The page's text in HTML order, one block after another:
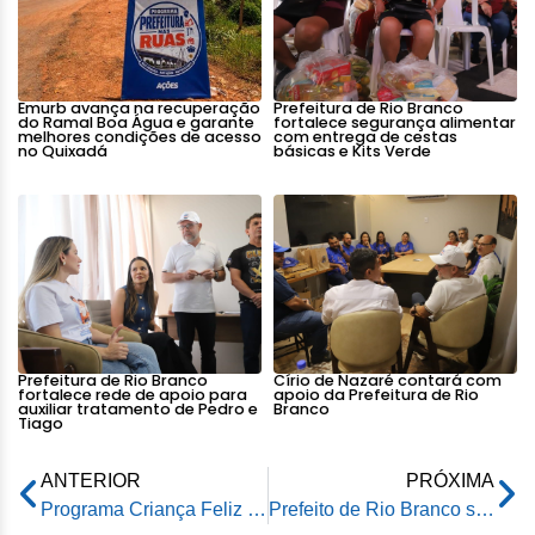
Emurb avança na recuperação
do Ramal Boa Água e garante
melhores condições de acesso
no Quixadá
Prefeitura de Rio Branco
fortalece segurança alimentar
com entrega de cestas
básicas e Kits Verde
Prefeitura de Rio Branco
fortalece rede de apoio para
auxiliar tratamento de Pedro e
Tiago
Círio de Nazaré contará com
apoio da Prefeitura de Rio
Branco
ANTERIOR
Programa Criança Feliz e Prefeitura fazem ação para famílias do Recanto dos Buritis em Rio Branco
PRÓXIMA
Prefeito de Rio Branco se reúne com moradores da comunidade Cruz Milagrosa